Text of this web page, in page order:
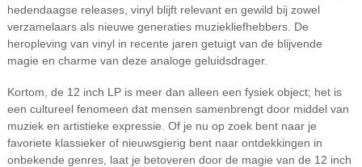
hedendaagse releases, vinyl blijft relevant en gewild bij zowel
verzamelaars als nieuwe generaties muziekliefhebbers. De
heropleving van vinyl in recente jaren getuigt van de blijvende
magie en charme van deze analoge geluidsdrager.
Kortom, de 12 inch LP is meer dan alleen een fysiek object; het is
een cultureel fenomeen dat mensen samenbrengt door middel van
muziek en artistieke expressie. Of je nu op zoek bent naar je
favoriete klassieker of nieuwsgierig bent naar ontdekkingen in
onbekende genres, laat je betoveren door de magie van de 12 inch